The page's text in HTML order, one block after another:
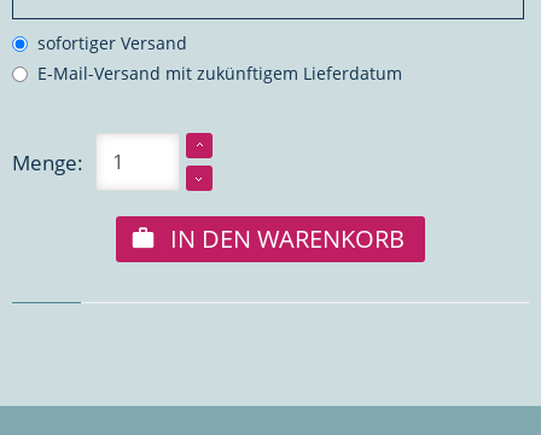
sofortiger Versand
E-Mail-Versand mit zukünftigem Lieferdatum
Menge:
IN DEN WARENKORB